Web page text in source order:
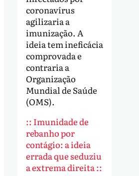
coronavírus
agilizaria a
imunização. A
ideia tem ineficácia
comprovada e
contraria a
Organização
Mundial de Saúde
(OMS).
:: Imunidade de
rebanho por
contágio: a ideia
errada que seduziu
a extrema direita ::